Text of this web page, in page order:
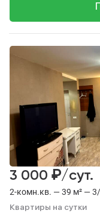
2-комн.кв. — 39 м² —
Квартиры на сутки
3 000 ₽/сут.